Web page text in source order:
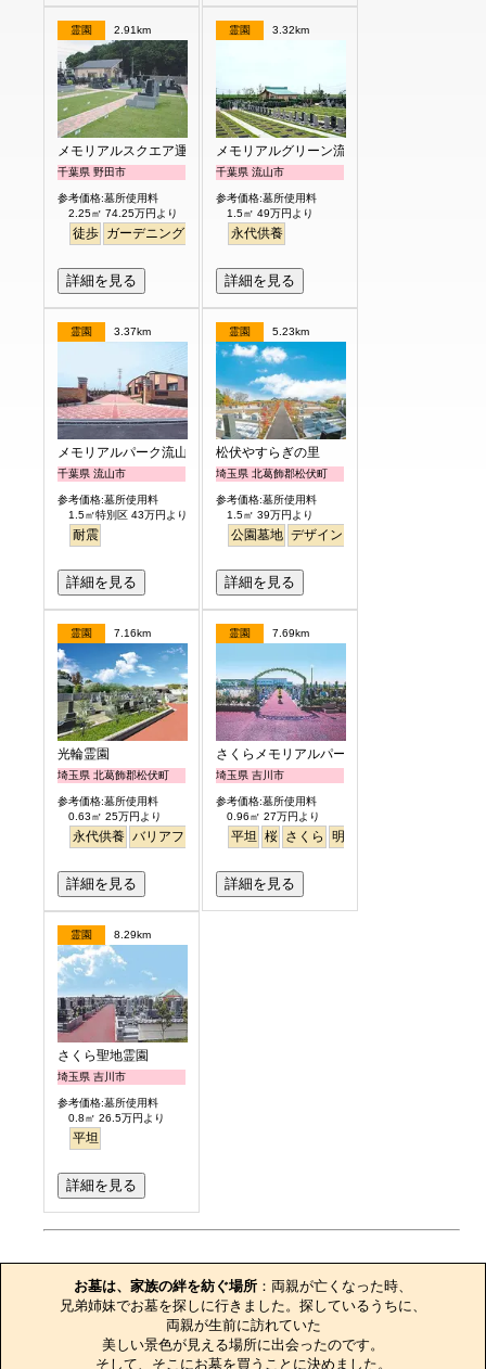
霊園 2.91km
メモリアルスクエア運河
千葉県 野田市
参考価格:墓所使用料
2.25㎡ 74.25万円より
徒歩 ガーデニング
詳細を見る
霊園 3.32km
メモリアルグリーン流山聖地
千葉県 流山市
参考価格:墓所使用料
1.5㎡ 49万円より
永代供養
詳細を見る
霊園 3.37km
メモリアルパーク流山聖地
千葉県 流山市
参考価格:墓所使用料
1.5㎡特別区 43万円より
耐震
詳細を見る
霊園 5.23km
松伏やすらぎの里
埼玉県 北葛飾郡松伏町
参考価格:墓所使用料
1.5㎡ 39万円より
公園墓地 デザイン
詳細を見る
霊園 7.16km
光輪霊園
埼玉県 北葛飾郡松伏町
参考価格:墓所使用料
0.63㎡ 25万円より
永代供養 バリアフリー ペット 樹木葬
詳細を見る
霊園 7.69km
さくらメモリアルパーク
埼玉県 吉川市
参考価格:墓所使用料
0.96㎡ 27万円より
平坦 桜 さくら 明るい
詳細を見る
霊園 8.29km
さくら聖地霊園
埼玉県 吉川市
参考価格:墓所使用料
0.8㎡ 26.5万円より
平坦
詳細を見る
お墓は、家族の絆を紡ぐ場所 ：両親が亡くなった時、
兄弟姉妹でお墓を探しに行きました。探しているうちに、
両親が生前に訪れていた
美しい景色が見える場所に出会ったのです。
そして、そこにお墓を買うことに決めました。